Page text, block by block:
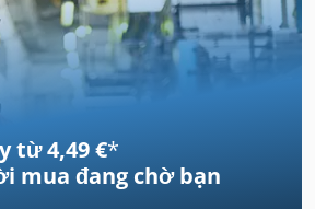
từ 4,49 €*
mua đang chờ bạn